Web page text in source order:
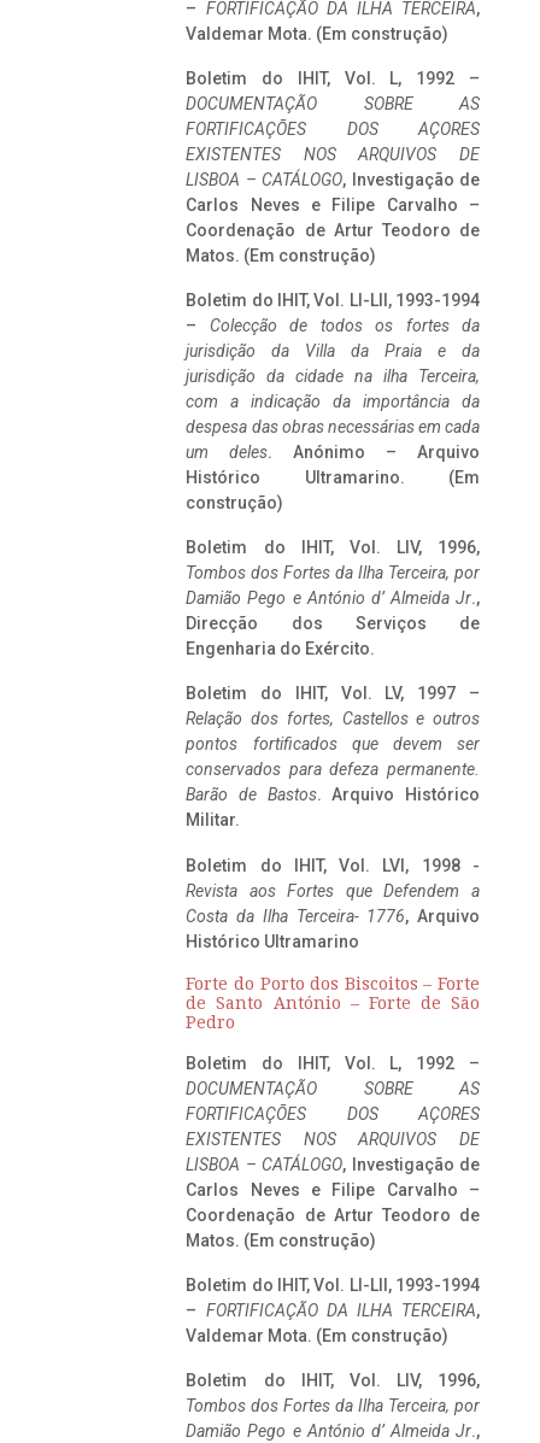
– FORTIFICAÇÃO DA ILHA TERCEIRA,
Valdemar Mota. (Em construção)
Boletim do IHIT, Vol. L, 1992 –
DOCUMENTAÇÃO SOBRE AS
FORTIFICAÇÕES DOS AÇORES
EXISTENTES NOS ARQUIVOS DE
LISBOA – CATÁLOGO, Investigação de
Carlos Neves e Filipe Carvalho –
Coordenação de Artur Teodoro de
Matos. (Em construção)
Boletim do IHIT, Vol. LI-LII, 1993-1994
– Colecção de todos os fortes da
jurisdição da Villa da Praia e da
jurisdição da cidade na ilha Terceira,
com a indicação da importância da
despesa das obras necessárias em cada
um deles. Anónimo – Arquivo
Histórico Ultramarino. (Em
construção)
Boletim do IHIT, Vol. LIV, 1996,
Tombos dos Fortes da Ilha Terceira, por
Damião Pego e António d’ Almeida Jr.,
Direcção dos Serviços de
Engenharia do Exército.
Boletim do IHIT, Vol. LV, 1997 –
Relação dos fortes, Castellos e outros
pontos fortificados que devem ser
conservados para defeza permanente.
Barão de Bastos. Arquivo Histórico
Militar.
Boletim do IHIT, Vol. LVI, 1998 -
Revista aos Fortes que Defendem a
Costa da Ilha Terceira- 1776, Arquivo
Histórico Ultramarino
Forte do Porto dos Biscoitos – Forte
de Santo António – Forte de São
Pedro
Boletim do IHIT, Vol. L, 1992 –
DOCUMENTAÇÃO SOBRE AS
FORTIFICAÇÕES DOS AÇORES
EXISTENTES NOS ARQUIVOS DE
LISBOA – CATÁLOGO, Investigação de
Carlos Neves e Filipe Carvalho –
Coordenação de Artur Teodoro de
Matos. (Em construção)
Boletim do IHIT, Vol. LI-LII, 1993-1994
– FORTIFICAÇÃO DA ILHA TERCEIRA,
Valdemar Mota. (Em construção)
Boletim do IHIT, Vol. LIV, 1996,
Tombos dos Fortes da Ilha Terceira, por
Damião Pego e António d’ Almeida Jr.,